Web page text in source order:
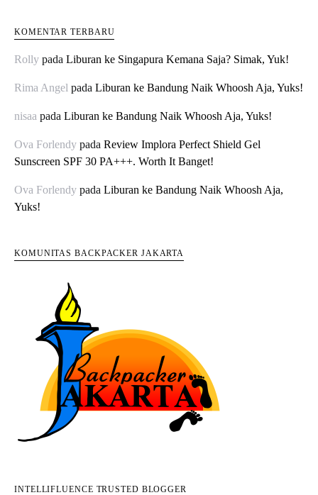
KOMENTAR TERBARU
Rolly pada Liburan ke Singapura Kemana Saja? Simak, Yuk!
Rima Angel pada Liburan ke Bandung Naik Whoosh Aja, Yuks!
nisaa pada Liburan ke Bandung Naik Whoosh Aja, Yuks!
Ova Forlendy pada Review Implora Perfect Shield Gel
Sunscreen SPF 30 PA+++. Worth It Banget!
Ova Forlendy pada Liburan ke Bandung Naik Whoosh Aja,
Yuks!
KOMUNITAS BACKPACKER JAKARTA
INTELLIFLUENCE TRUSTED BLOGGER